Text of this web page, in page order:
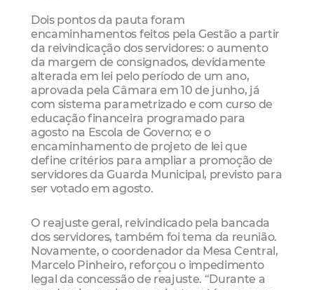
Dois pontos da pauta foram
encaminhamentos feitos pela Gestão a partir
da reivindicação dos servidores: o aumento
da margem de consignados, devidamente
alterada em lei pelo período de um ano,
aprovada pela Câmara em 10 de junho, já
com sistema parametrizado e com curso de
educação financeira programado para
agosto na Escola de Governo; e o
encaminhamento de projeto de lei que
define critérios para ampliar a promoção de
servidores da Guarda Municipal, previsto para
ser votado em agosto.
O reajuste geral, reivindicado pela bancada
dos servidores, também foi tema da reunião.
Novamente, o coordenador da Mesa Central,
Marcelo Pinheiro, reforçou o impedimento
legal da concessão de reajuste. “Durante a